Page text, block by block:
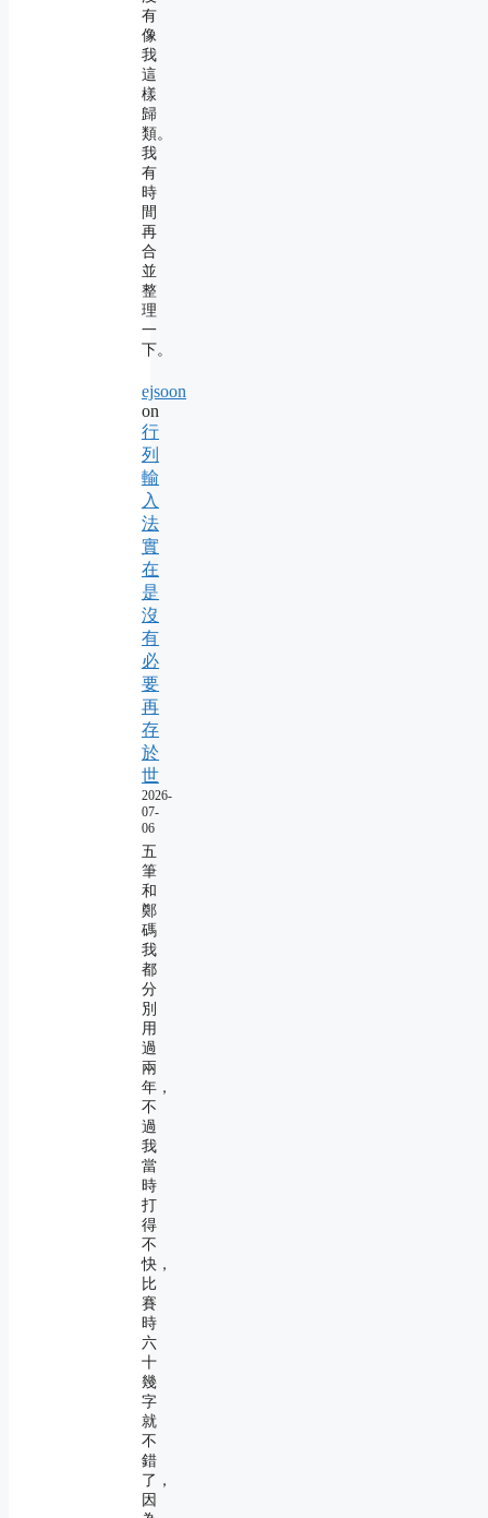
有
像
我
這
樣
歸
類。
我
有
時
間
再
合
並
整
理
一
下。
ejsoon
on
行
列
輸
入
法
實
在
是
沒
有
必
要
再
存
於
世
2026-
07-
06
五
筆
和
鄭
碼
我
都
分
別
用
過
兩
年，
不
過
我
當
時
打
得
不
快，
比
賽
時
六
十
幾
字
就
不
錯
了，
因